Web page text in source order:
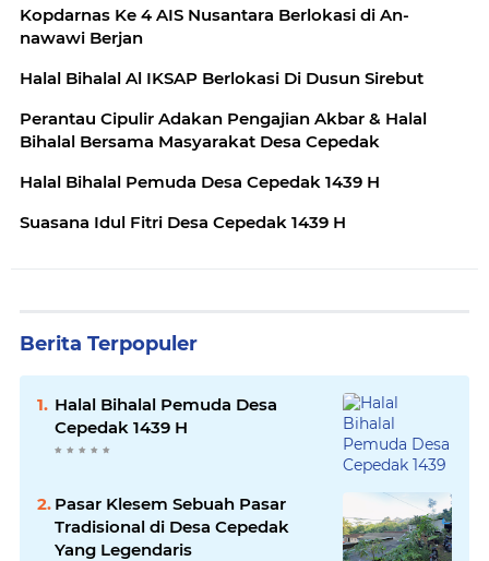
Kopdarnas Ke 4 AIS Nusantara Berlokasi di An-
nawawi Berjan
Halal Bihalal Al IKSAP Berlokasi Di Dusun Sirebut
Perantau Cipulir Adakan Pengajian Akbar & Halal
Bihalal Bersama Masyarakat Desa Cepedak
Halal Bihalal Pemuda Desa Cepedak 1439 H
Suasana Idul Fitri Desa Cepedak 1439 H
Berita Terpopuler
Halal Bihalal Pemuda Desa
Cepedak 1439 H
Pasar Klesem Sebuah Pasar
Tradisional di Desa Cepedak
Yang Legendaris